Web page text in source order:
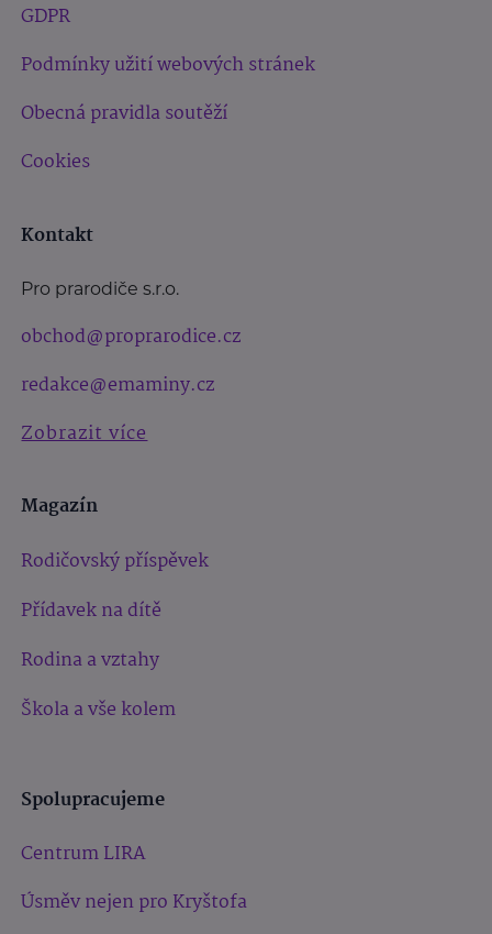
GDPR
Podmínky užití webových stránek
Obecná pravidla soutěží
Cookies
Kontakt
Pro prarodiče s.r.o.
obchod@proprarodice.cz
redakce@emaminy.cz
Zobrazit více
Magazín
Rodičovský příspěvek
Přídavek na dítě
Rodina a vztahy
Škola a vše kolem
Spolupracujeme
Centrum LIRA
Úsměv nejen pro Kryštofa